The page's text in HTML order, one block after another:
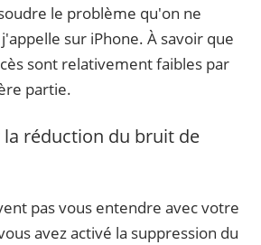
le problème qu'on ne
sur iPhone. À savoir que
sont relativement faibles par
partie.
la réduction du bruit de
pas vous entendre avec votre
avez activé la suppression du